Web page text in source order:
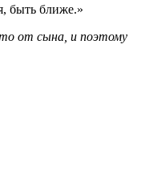
быть ближе.»
от сына, и поэтому